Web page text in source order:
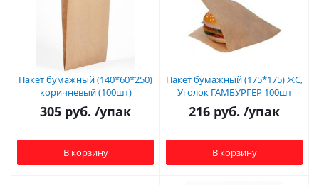
Пакет бумажный (140*60*250)
коричневый (100шт)
305 руб. /упак
В корзину
Пакет бумажный (175*175) ЖС,
Уголок ГАМБУРГЕР 100шт
216 руб. /упак
В корзину